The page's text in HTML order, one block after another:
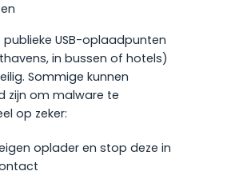
publieke USB-oplaadpunten
in bussen of hotels)
Sommige kunnen
zijn om malware te
op zeker:
oplader en stop deze in